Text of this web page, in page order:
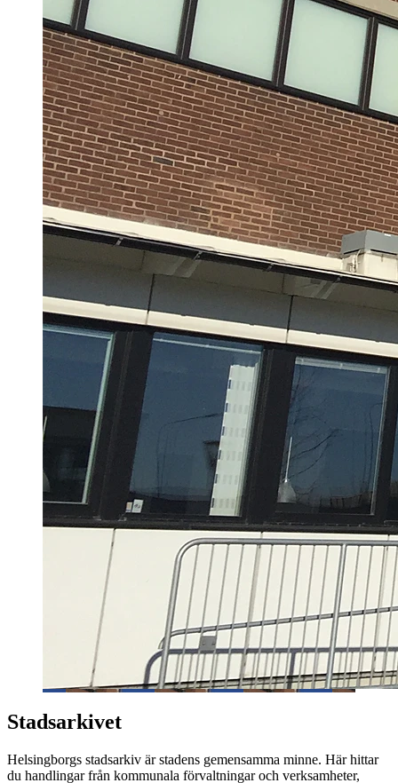
Stadsarkivet
Helsingborgs stadsarkiv är stadens gemensamma minne. Här hittar
du handlingar från kommunala förvaltningar och verksamheter,